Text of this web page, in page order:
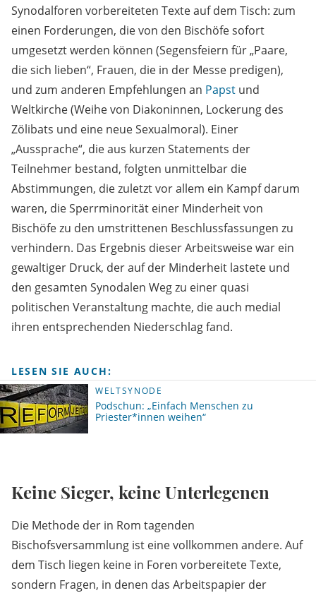
Synodalforen vorbereiteten Texte auf dem Tisch: zum
einen Forderungen, die von den Bischöfe sofort
umgesetzt werden können (Segensfeiern für „Paare,
die sich lieben“, Frauen, die in der Messe predigen),
und zum anderen Empfehlungen an Papst und
Weltkirche (Weihe von Diakoninnen, Lockerung des
Zölibats und eine neue Sexualmoral). Einer
„Aussprache“, die aus kurzen Statements der
Teilnehmer bestand, folgten unmittelbar die
Abstimmungen, die zuletzt vor allem ein Kampf darum
waren, die Sperrminorität einer Minderheit von
Bischöfe zu den umstrittenen Beschlussfassungen zu
verhindern. Das Ergebnis dieser Arbeitsweise war ein
gewaltiger Druck, der auf der Minderheit lastete und
den gesamten Synodalen Weg zu einer quasi
politischen Veranstaltung machte, die auch medial
ihren entsprechenden Niederschlag fand.
LESEN SIE AUCH:
WELTSYNODE
Podschun: „Einfach Menschen zu
Priester*innen weihen“
Keine Sieger, keine Unterlegenen
Die Methode der in Rom tagenden
Bischofsversammlung ist eine vollkommen andere. Auf
dem Tisch liegen keine in Foren vorbereitete Texte,
sondern Fragen, in denen das Arbeitspapier der